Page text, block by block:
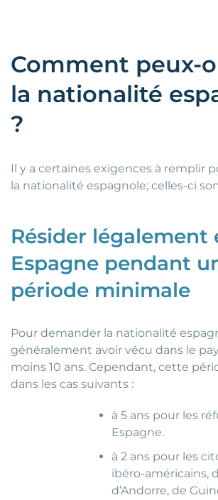
Comment peux-
la nationalité
?
Il y a certaines exigences à remplir
la nationalité espagnole; celles-ci
Résider légalement
Espagne pendant
période minimale
Pour demander la nationalité
généralement avoir vécu dans le
moins 10 ans. Cependant, cette
dans les cas suivants :
à 5 ans pour les
Espagne.
à 2 ans pour les
ibéro-américains,
d’Andorre, de